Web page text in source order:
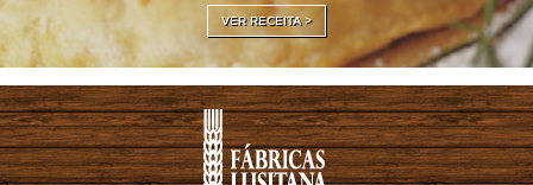
VER RECEITA >